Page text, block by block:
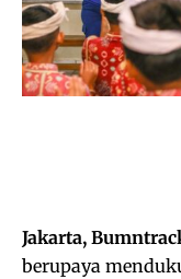
Jakarta,
berupaya